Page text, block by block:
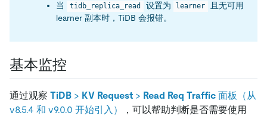
当
tidb_replica_read 设置为 learner
且无可用
learner 副本时，TiDB 会报错。
基本监控
通过观察 TiDB > KV Request > Read Req Traffic 面板（从
v8.5.4 和 v9.0.0 开始引入）
，可以帮助判断是否需要使用